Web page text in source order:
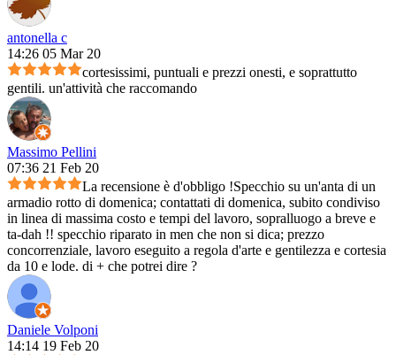
antonella c
14:26 05 Mar 20
cortesissimi, puntuali e prezzi onesti, e soprattutto
gentili. un'attività che raccomando
Massimo Pellini
07:36 21 Feb 20
La recensione è d'obbligo !Specchio su un'anta di un
armadio rotto di domenica; contattati di domenica, subito condiviso
in linea di massima costo e tempi del lavoro, sopralluogo a breve e
ta-dah !! specchio riparato in men che non si dica; prezzo
concorrenziale, lavoro eseguito a regola d'arte e gentilezza e cortesia
da 10 e lode. di + che potrei dire ?
Daniele Volponi
14:14 19 Feb 20